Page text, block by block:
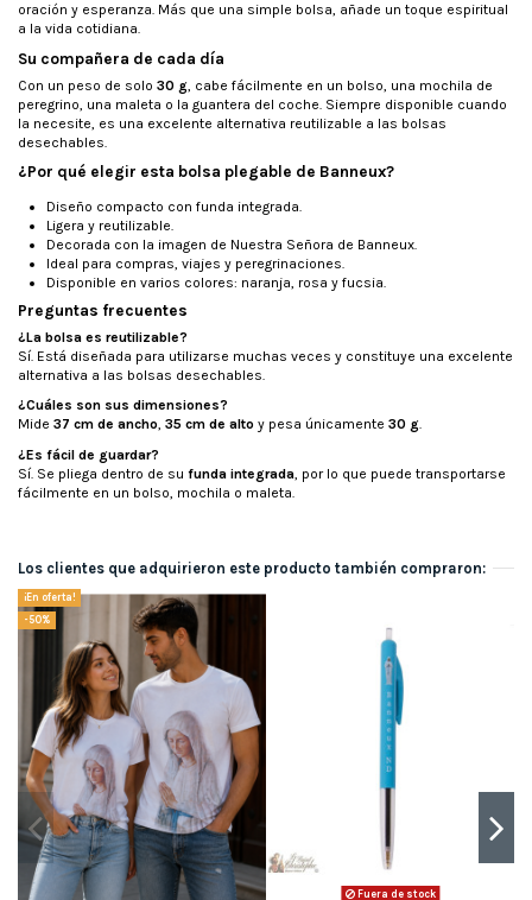
oración y esperanza. Más que una simple bolsa, añade un toque espiritual
a la vida cotidiana.
Su compañera de cada día
Con un peso de solo 30 g , cabe fácilmente en un bolso, una mochila de
peregrino, una maleta o la guantera del coche. Siempre disponible cuando
la necesite, es una excelente alternativa reutilizable a las bolsas
desechables.
¿Por qué elegir esta bolsa plegable de Banneux?
Diseño compacto con funda integrada.
Ligera y reutilizable.
Decorada con la imagen de Nuestra Señora de Banneux.
Ideal para compras, viajes y peregrinaciones.
Disponible en varios colores: naranja, rosa y fucsia.
Preguntas frecuentes
¿La bolsa es reutilizable?
Sí. Está diseñada para utilizarse muchas veces y constituye una excelente
alternativa a las bolsas desechables.
¿Cuáles son sus dimensiones?
Mide 37 cm de ancho, 35 cm de alto y pesa únicamente 30 g.
¿Es fácil de guardar?
Sí. Se pliega dentro de su funda integrada , por lo que puede transportarse
fácilmente en un bolso, mochila o maleta.
Los clientes que adquirieron este producto también compraron:
¡En oferta!
-50%
Fuera de stock